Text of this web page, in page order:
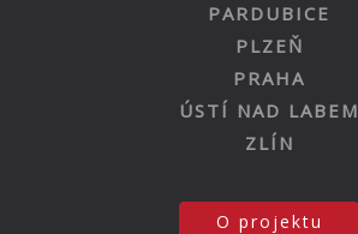
PARDUBICE
PLZEŇ
PRAHA
ÚSTÍ NAD LABEM
ZLÍN
O projektu